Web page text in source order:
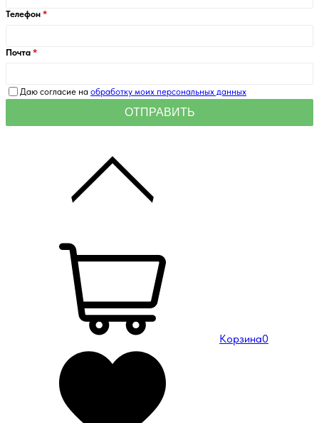
Телефон
Почта
Даю согласие на обработку моих персональных данных
Корзина0